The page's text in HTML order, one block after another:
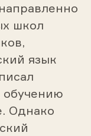
школ
язык
обучению
Однако